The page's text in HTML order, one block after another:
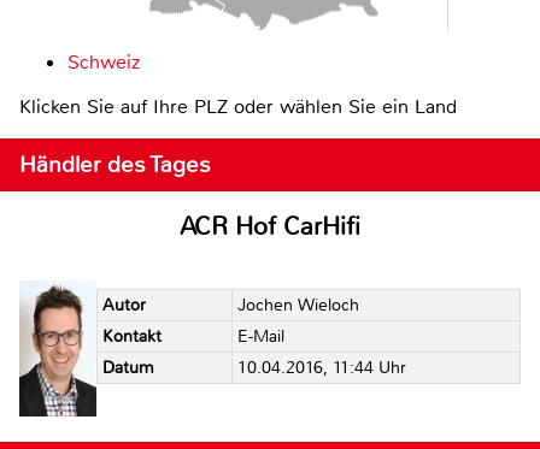
Schweiz
Klicken Sie auf Ihre PLZ oder wählen Sie ein Land
Händler des Tages
ACR Hof CarHifi
Autor
Jochen Wieloch
Kontakt
E-Mail
Datum
10.04.2016, 11:44 Uhr